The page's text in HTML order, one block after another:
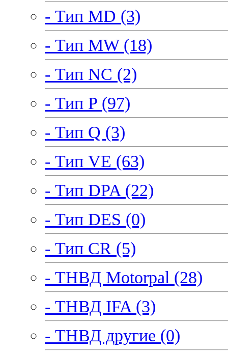
- Тип MD (3)
- Тип MW (18)
- Тип NC (2)
- Тип P (97)
- Тип Q (3)
- Тип VE (63)
- Тип DPA (22)
- Тип DES (0)
- Тип CR (5)
- ТНВД Motorpal (28)
- ТНВД IFA (3)
- ТНВД другие (0)